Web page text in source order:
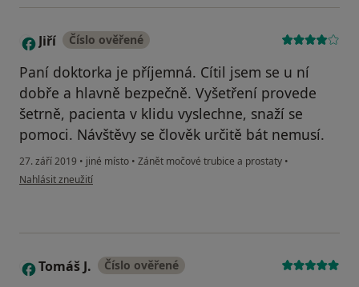
J Jiří Číslo ověřené
Paní doktorka je příjemná. Cítil jsem se u ní
dobře a hlavně bezpečně. Vyšetření provede
šetrně, pacienta v klidu vyslechne, snaží se
pomoci. Návštěvy se člověk určitě bát nemusí.
27. září 2019 • jiné místo • Zánět močové trubice a prostaty •
podle názoru uživatele Jiří
Nahlásit zneužití
T Tomáš J. Číslo ověřené